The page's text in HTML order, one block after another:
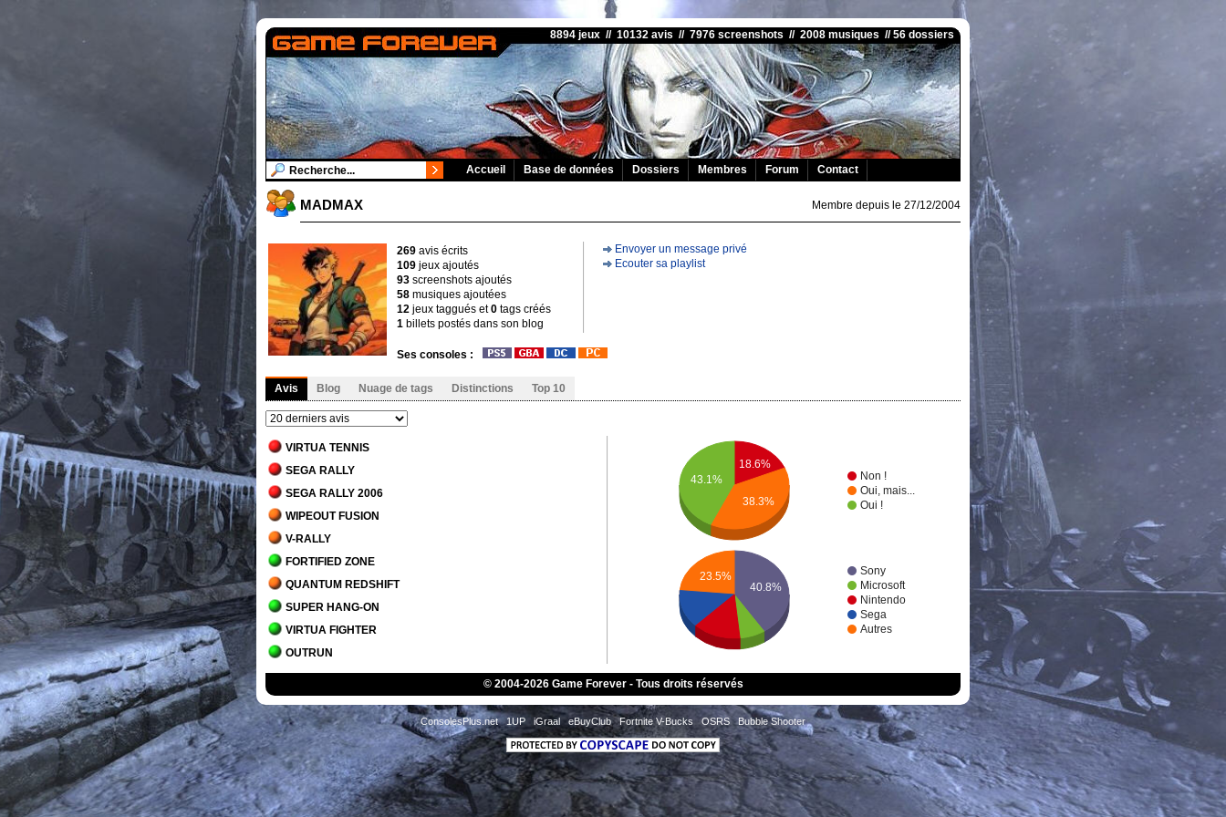
8894 jeux // 10132 avis // 7976 screenshots // 2008 musiques // 56 dossiers
Accueil Base de données Dossiers Membres Forum Contact
MADMAX Membre depuis le 27/12/2004
269 avis écrits
109 jeux ajoutés
93 screenshots ajoutés
58 musiques ajoutées
12 jeux taggués et0 tags créés
1 billets postés dans son blog
Envoyer un message privé
Ecouter sa playlist
Ses consoles :
Avis Blog Nuage de tags Distinctions Top 10
VIRTUA TENNIS
SEGA RALLY
SEGA RALLY 2006
WIPEOUT FUSION
V-RALLY
FORTIFIED ZONE
QUANTUM REDSHIFT
SUPER HANG-ON
VIRTUA FIGHTER
OUTRUN
INTERNATIONAL 3D TENNIS
AFTER BURNER CLIMAX
HANG-ON
AFTER BURNER
SPACE HARRIER
R-TYPE
PENNY RACERS
Non !
Oui, mais...
Oui !
18.6%
43.1%
38.3%
Sony
Microsoft
Nintendo
Sega
Autres
40.8%
23.5%
© 2004-2026 Game Forever - Tous droits réservés
ConsolesPlus.net 1UP iGraal eBuyClub Fortnite V-Bucks OSRS Bubble Shooter